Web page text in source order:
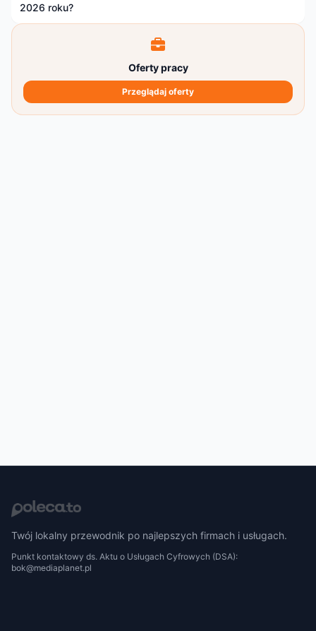
2026 roku?
Oferty pracy
Przeglądaj oferty
Twój lokalny przewodnik po najlepszych firmach i usługach.
Punkt kontaktowy ds. Aktu o Usługach Cyfrowych (DSA):
bok@mediaplanet.pl